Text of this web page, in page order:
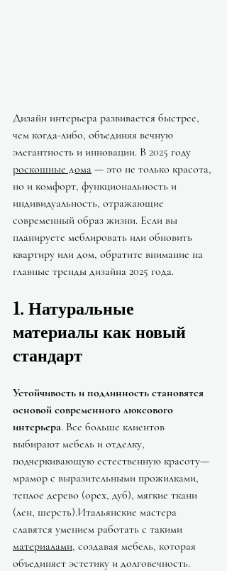
Дизайн интерьера развивается быстрее,
чем когда-либо, объединяя вечную
элегантность и инновации. В 2025 году
роскошные дома — это не только красота,
но и комфорт, функциональность и
индивидуальность, отражающие
современный образ жизни. Если вы
планируете меблировать или обновить
квартиру или дом, обратите внимание на
главные тренды дизайна 2025 года.
1. Натуральные
материалы как новый
стандарт
Устойчивость и подлинность становятся
основой современного люксового
интерьера. Все больше клиентов
выбирают мебель и отделку,
подчеркивающую естественную красоту—
мрамор с выразительными прожилками,
теплое дерево (орех, дуб), мягкие ткани
(лен, шерсть).Итальянские мастера
славятся умением работать с такими
материалами, создавая мебель, которая
объединяет эстетику и долговечность.